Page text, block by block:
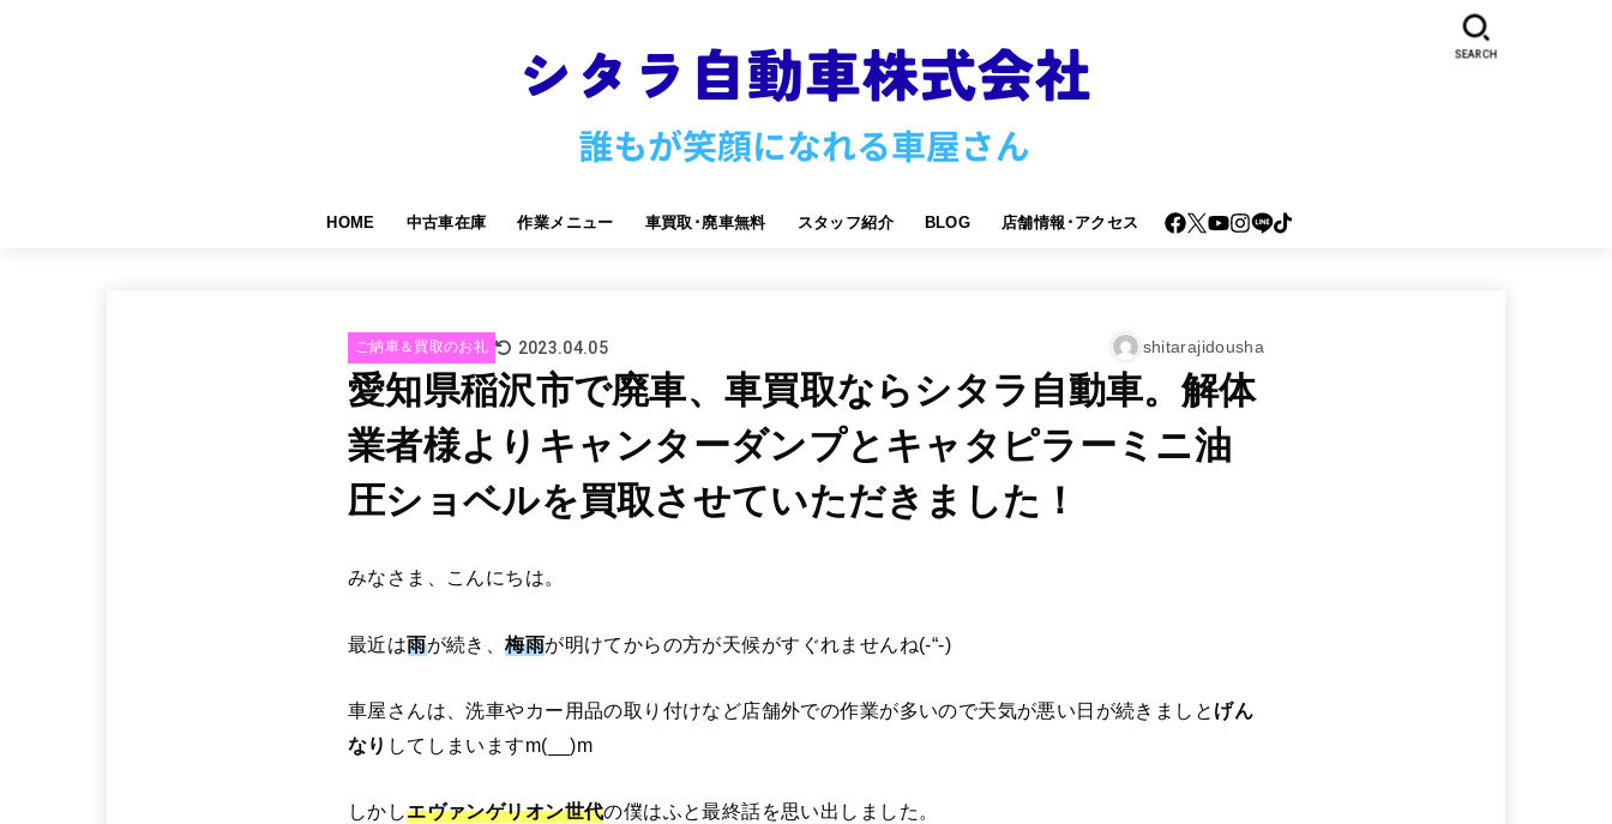
HOME 中古車在庫 作業メニュー 車買取･廃車無料 スタッフ紹介 BLOG 店舗情報･アクセス
SEARCH
ご納車＆買取のお礼 2023.04.05 shitarajidousha
愛知県稲沢市で廃車、車買取ならシタラ自動車。解体
業者様よりキャンターダンプとキャタピラーミニ油
圧ショベルを買取させていただきました！
みなさま、こんにちは。
最近は雨が続き、梅雨が明けてからの方が天候がすぐれませんね(-“-)
車屋さんは、洗車やカー用品の取り付けなど店舗外での作業が多いので天気が悪い日が続きましと げん
なり してしまいますm(__)m
しかしエヴァンゲリオン世代の僕はふと最終話を思い出しました。